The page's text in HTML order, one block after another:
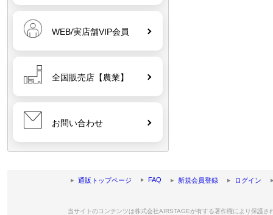
WEB/実店舗VIP会員
全国販売店【農業】
お問い合わせ
通販トップページ FAQ 新規会員登録 ログイン
当サイトのコンテンツは株式会社AIRSTAGEが有する著作権により保護